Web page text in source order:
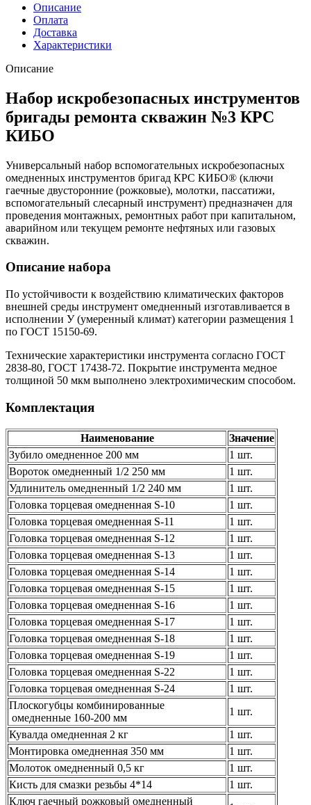
Описание
Оплата
Доставка
Характеристики
Описание
Набор искробезопасных инструментов
бригады ремонта скважин №3 КРС
КИБО
Универсальный набор вспомогательных искробезопасных
омедненных инструментов бригад КРС КИБО® (ключи
гаечные двусторонние (рожковые), молотки, пассатижи,
вспомогательный слесарный инструмент) предназначен для
проведения монтажных, ремонтных работ при капитальном,
аварийном или текущем ремонте нефтяных или газовых
скважин.
Описание набора
По устойчивости к воздействию климатических факторов
внешней среды инструмент омедненный изготавливается в
исполнении У (умеренный климат) категории размещения 1
по ГОСТ 15150-69.
Технические характеристики инструмента согласно ГОСТ
2838-80, ГОСТ 17438-72. Покрытие инструмента медное
толщиной 50 мкм выполнено электрохимическим способом.
Комплектация
Наименование
Значение
Зубило омедненное 200 мм
1 шт.
Вороток омедненный 1/2 250 мм
1 шт.
Удлинитель омедненный 1/2 240 мм
1 шт.
Головка торцевая омедненная S-10
1 шт.
Головка торцевая омедненная S-11
1 шт.
Головка торцевая омедненная S-12
1 шт.
Головка торцевая омедненная S-13
1 шт.
Головка торцевая омедненная S-14
1 шт.
Головка торцевая омедненная S-15
1 шт.
Головка торцевая омедненная S-16
1 шт.
Головка торцевая омедненная S-17
1 шт.
Головка торцевая омедненная S-18
1 шт.
Головка торцевая омедненная S-19
1 шт.
Головка торцевая омедненная S-22
1 шт.
Головка торцевая омедненная S-24
1 шт.
Плоскогубцы комбинированные
омедненные 160-200 мм
1 шт.
Кувалда омедненная 2 кг
1 шт.
Монтировка омедненная 350 мм
1 шт.
Молоток омедненный 0,5 кг
1 шт.
Кисть для смазки резьбы 4*14
1 шт.
Ключ гаечный рожковый омедненный